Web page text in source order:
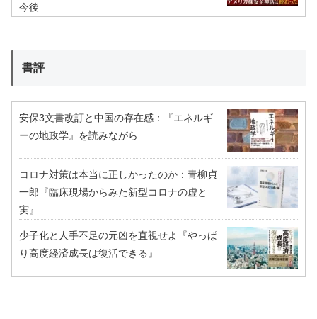
今後
書評
安保3文書改訂と中国の存在感：『エネルギ
ーの地政学』を読みながら
コロナ対策は本当に正しかったのか：青柳貞
一郎『臨床現場からみた新型コロナの虚と
実』
少子化と人手不足の元凶を直視せよ『やっぱ
り高度経済成長は復活できる』